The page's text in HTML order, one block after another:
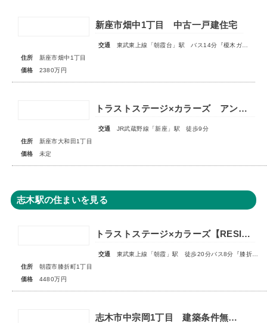
新座市畑中1丁目 中古一戸建住宅
交通
東武東上線「朝霞台」駅 バス14分『榎木ガード』停歩2分
住所
新座市畑中1丁目
価格
2380万円
トラストステージ×カラーズ アンドプラス新座市大和田1丁目21期 全3棟 ◆販売予告◆
交通
JR武蔵野線「新座」駅 徒歩9分
住所
新座市大和田1丁目
価格
未定
志木駅の住まいを見る
トラストステージ×カラーズ【RESIDENCE】朝霞市膝折町1丁目12期 全2棟◇最終1棟◇
交通
東武東上線「朝霞」駅 徒歩20分バス8分『膝折町一丁目』停歩3分
住所
朝霞市膝折町1丁目
価格
4480万円
志木市中宗岡1丁目 建築条件無売地 全1区画